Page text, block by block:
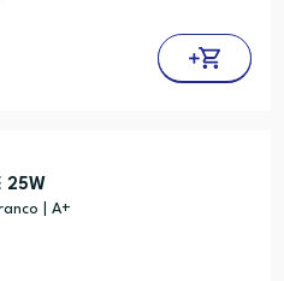
25W
| A+